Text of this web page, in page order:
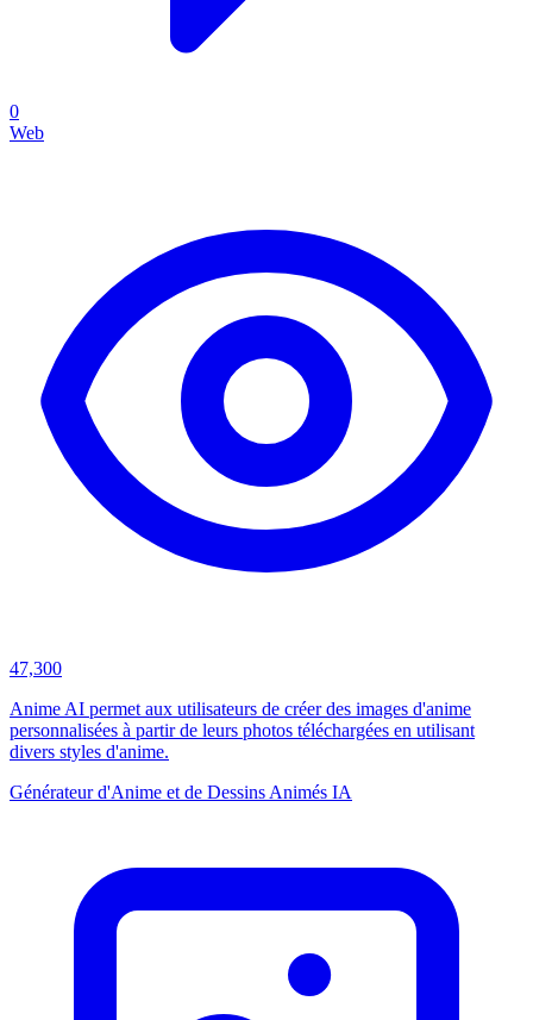
0
Web
47,300
Anime AI permet aux utilisateurs de créer des images d'anime
personnalisées à partir de leurs photos téléchargées en utilisant
divers styles d'anime.
Générateur d'Anime et de Dessins Animés IA